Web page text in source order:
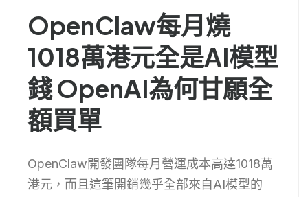
OpenClaw每月燒
1018萬港元全是AI模型
錢 OpenAI為何甘願全
額買單
OpenClaw開發團隊每月營運成本高達1018萬
港元，而且這筆開銷幾乎全部來自AI模型的